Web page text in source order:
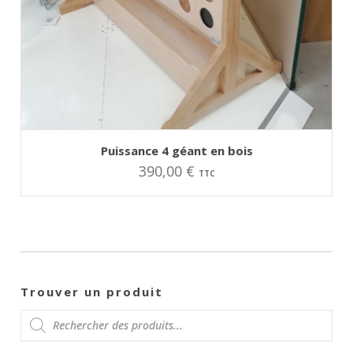
Trouver un produit
RECHERCHE
Ce
produit
a
variations.
choisies
Puissance 4 géant en bois
390,00 € TTC